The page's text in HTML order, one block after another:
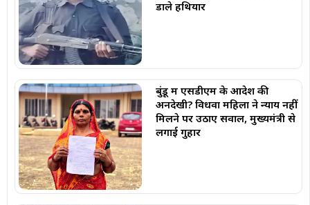
डाले हथियार
बुंडू में एसडीएम के आदेश की
अनदेखी? विधवा महिला ने न्याय नहीं
मिलने पर उठाए सवाल, मुख्यमंत्री से
लगाई गुहार